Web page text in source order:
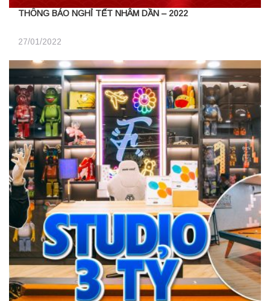
THÔNG BÁO NGHỈ TẾT NHÂM DẦN – 2022
27/01/2022